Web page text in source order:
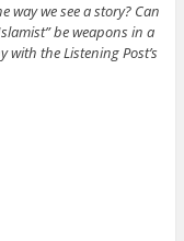
way we see a story? Can
be weapons in a
the Listening Post’s